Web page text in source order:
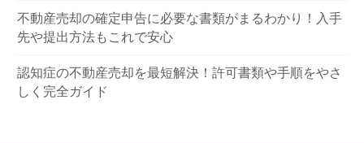
不動産売却の確定申告に必要な書類がまるわかり！入手
先や提出方法もこれで安心
認知症の不動産売却を最短解決！許可書類や手順をやさ
しく完全ガイド